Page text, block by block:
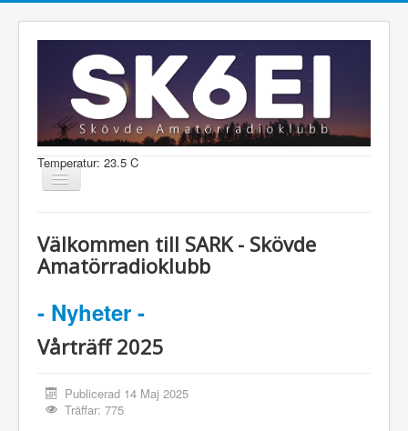
Temperatur: 23.5 C
Visa/dölj
Information
Medlem
Välkommen till SARK - Skövde
Amatörradioklubb
- Nyheter -
Vårträff 2025
Publicerad 14 Maj 2025
Träffar: 775